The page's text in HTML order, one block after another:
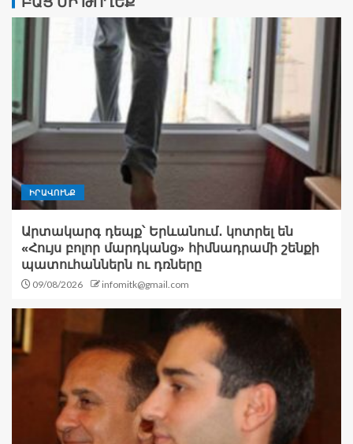
ԻՐԱՎՈՒՆՔ
Արտակարգ դեպք՝ Երևանում․ կոտրել են
«Հույս բոլոր մարդկանց» հիմնադրամի շենքի
պատուհաններն ու դռները
09/08/2026 infomitk@gmail.com